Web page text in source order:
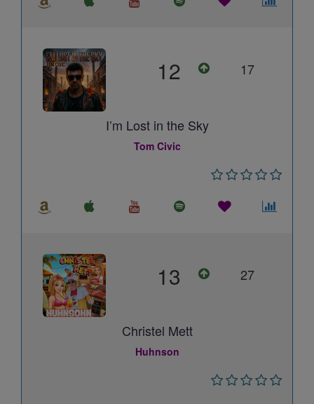
12 17
I’m Lost in the Sky
Tom Civic
13 27
Christel Mett
Huhnson